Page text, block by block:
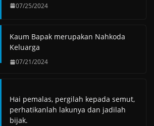
07/25/2024
Kaum Bapak merupakan Nahkoda
Keluarga
07/21/2024
Hai pemalas, pergilah kepada semut,
perhatikanlah lakunya dan jadilah
bijak.